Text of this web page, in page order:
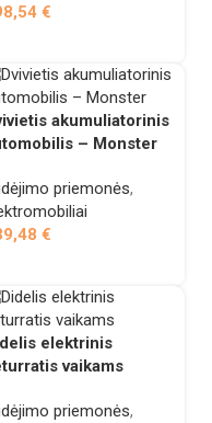
€
akumuliatorinis
– Monster
priemonės,
€
elektrinis
vaikams
priemonės,